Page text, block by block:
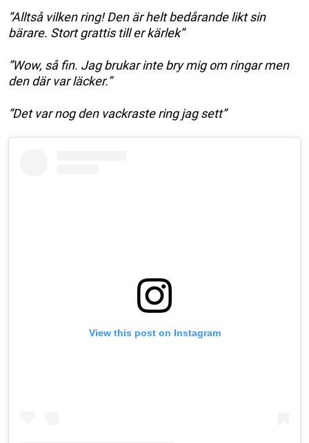
”Alltså vilken ring! Den är helt bedårande likt sin
bärare. Stort grattis till er kärlek”
”Wow, så fin. Jag brukar inte bry mig om ringar men
den där var läcker.”
”Det var nog den vackraste ring jag sett”
View this post on Instagram